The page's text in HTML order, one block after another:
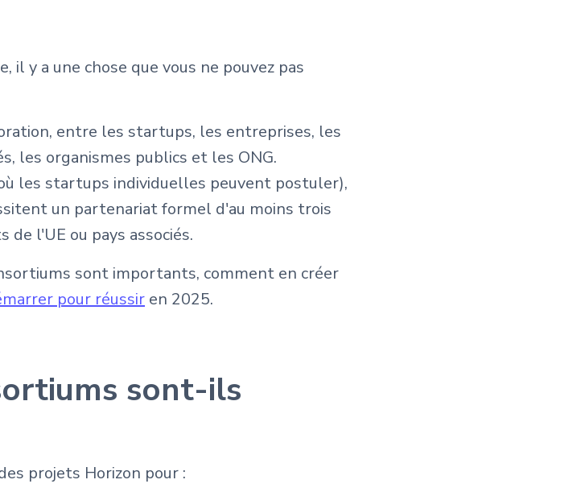
il y a une chose que vous ne pouvez pas
entre les startups, les entreprises, les
les organismes publics et les ONG.
les startups individuelles peuvent postuler),
un partenariat formel d'au moins trois
l'UE ou pays associés.
sont importants, comment en créer
pour réussir en 2025.
sont-ils
projets Horizon pour :